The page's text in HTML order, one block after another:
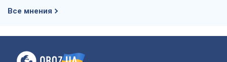
Все мнения